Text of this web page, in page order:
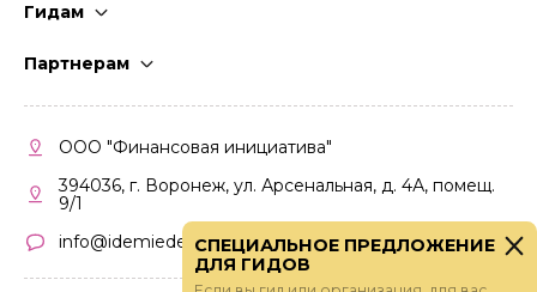
Гидам
Партнерам
Кабинет партнера
Правила участия
ООО "Финансовая инициатива"
394036, г. Воронеж, ул. Арсенальная, д. 4А, помещ.
9/1
info@idemiedem.ruСПЕЦИАЛЬНОЕ ПРЕДЛОЖЕНИЕ
ДЛЯ ГИДОВ